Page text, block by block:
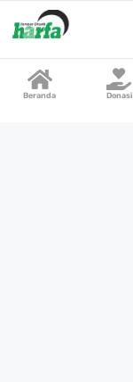
Beranda Donasi